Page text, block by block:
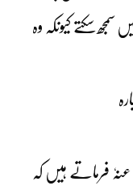
سکتے کیونکہ وہ
فرماتے ہیں کہ